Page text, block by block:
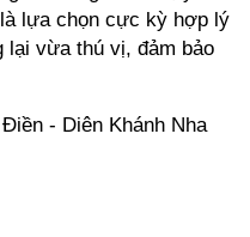
lựa chọn cực kỳ hợp lý
lại vừa thú vị, đảm bảo
- Diên Khánh Nha